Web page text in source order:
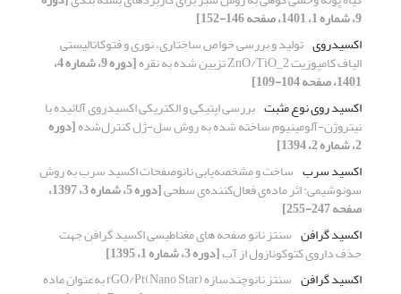
9، شماره 1، 1401، صفحه 146-152]
اکسیدروی تولید و بررسی خواص ساختاری، نوری و فتوکاتالیستی
الیاف کامپوزیت ZnO/TiO_2 تزیین شده به نقره [دوره 9، شماره 4،
1401، صفحه 104-109]
اکسید روی نوع مثبت بررسی اپتیکی و الکتریکی اکسیدروی آلائیده با
نیتروژن-آلومینیوم ساخته شده به روش سل-ژل کنترل‌شده[دوره
2، شماره 2، 1394]
اکسید سرب ساخت و مشخصه‌یابی نانوصفحات اکسید سرب به روش
سونوشیمی: اثر ماده‌ی فعال‌کننده‌ی سطحی [دوره 5، شماره 3، 1397،
صفحه 247-255]
اکسید گرافن سنتز نانو صفحه های مغناطیسی اکسید گرافن جهت
حذف داروی کتوکونازول از آب[دوره 3، شماره 1، 1395]
اکسید گرافن
سنتز نانوچندسازه rGO/Pt(Nano Star) به‌عنوان ماده